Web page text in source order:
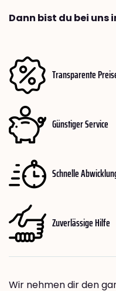
Dann bist du bei uns
Transparente
Günstiger Service
Schnelle
Zuverlässige Hilfe
Wir nehmen dir den